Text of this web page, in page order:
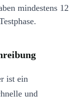
mindestens 12
ist ein
und